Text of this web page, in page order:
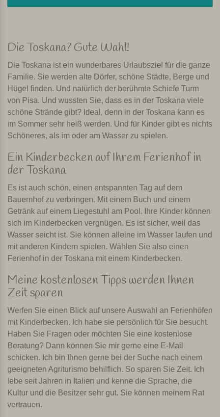
Die Toskana? Gute Wahl!
Die Toskana ist ein wunderbares Urlaubsziel für die ganze
Familie. Sie werden alte Dörfer, schöne Städte, Berge und
Hügel finden. Und natürlich der berühmte Schiefe Turm
von Pisa. Und wussten Sie, dass es in der Toskana viele
schöne Strände gibt? Ideal, denn in der Toskana kann es
im Sommer sehr heiß werden. Und für Kinder gibt es nichts
Schöneres, als im oder am Wasser zu spielen.
Ein Kinderbecken auf Ihrem Ferienhof in
der Toskana
Es ist auch schön, einen entspannten Tag auf dem
Bauernhof zu verbringen. Mit einem Buch und einem
Getränk auf einem Liegestuhl am Pool. Ihre Kinder können
sich im Kinderbecken vergnügen. Es ist sicher, weil das
Wasser seicht ist. Sie können alleine im Wasser laufen und
mit anderen Kindern spielen. Wählen Sie also einen
Ferienhof in der Toskana mit einem Kinderbecken.
Meine kostenlosen Tipps werden Ihnen
Zeit sparen
Werfen Sie einen Blick auf unsere Auswahl an Ferienhöfen
mit Kinderbecken. Ich habe sie persönlich für Sie besucht.
Haben Sie Fragen oder möchten Sie eine kostenlose
Beratung? Dann können Sie mir gerne eine E-Mail
schicken. Ich bin Ihnen gerne bei der Suche nach einem
geeigneten Agriturismo behilflich. So sparen Sie Zeit. Ich
lebe seit Jahren in Italien und kenne die Sprache, die
Kultur und die Besitzer sehr gut. Sie können meinem Rat
vertrauen.